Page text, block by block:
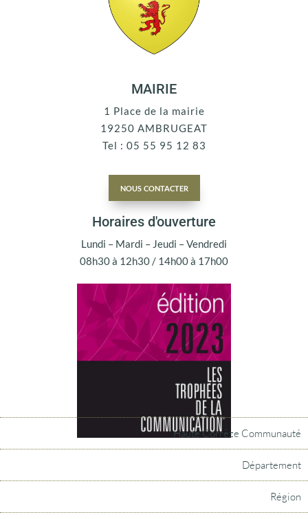
MAIRIE
1 Place de la mairie
19250 AMBRUGEAT
Tel : 05 55 95 12 83
nous contacter
Horaires d'ouverture
Lundi – Mardi – Jeudi – Vendredi
08h30 à 12h30 / 14h00 à 17h00
Haute Corrèze Communauté
Département
Région